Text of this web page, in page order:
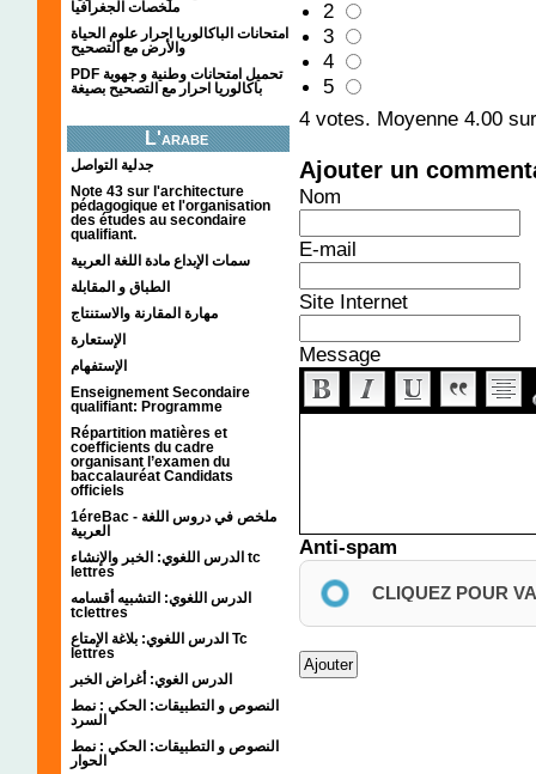
ملخصات الجغرافيا
امتحانات الباكالوريا احرار علوم الحياة
والأرض مع التصحيح
PDF تحميل امتحانات وطنية و جهوية
باكالوريا احرار مع التصحيح بصيغة
L'arabe
جدلية التواصل
Note 43 sur l'architecture
pédagogique et l'organisation
des études au secondaire
qualifiant.
سمات الإبداع مادة اللغة العربية
الطباق و المقابلة
مهارة المقارنة والاستنتاج
الإستعارة
الإستفهام
Enseignement Secondaire
qualifiant: Programme
Répartition matières et
coefficients du cadre
organisant l’examen du
baccalauréat Candidats
officiels
1éreBac - ملخص في دروس اللغة
العربية
الدرس اللغوي: الخبر والإنشاء tc
lettres
الدرس اللغوي: التشبيه أقسامه
tclettres
الدرس اللغوي: بلاغة الإمتاع Tc
lettres
الدرس الغوي: أغراض الخبر
النصوص و التطبيقات: الحكي : نمط
السرد
النصوص و التطبيقات: الحكي : نمط
الحوار
2
3
4
5
4 votes. Moyenne 4.00
Ajouter un
Nom
E-mail
Site Internet
Message
Anti-spam
CLIQUEZ POUR